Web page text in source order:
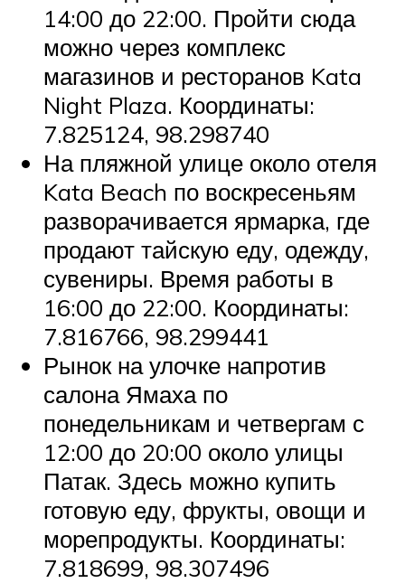
14:00 до 22:00. Пройти сюда
можно через комплекс
магазинов и ресторанов Kata
Night Plaza. Координаты:
7.825124, 98.298740
На пляжной улице около отеля
Kata Beach по воскресеньям
разворачивается ярмарка, где
продают тайскую еду, одежду,
сувениры. Время работы в
16:00 до 22:00. Координаты:
7.816766, 98.299441
Рынок на улочке напротив
салона Ямаха по
понедельникам и четвергам с
12:00 до 20:00 около улицы
Патак. Здесь можно купить
готовую еду, фрукты, овощи и
морепродукты. Координаты:
7.818699, 98.307496